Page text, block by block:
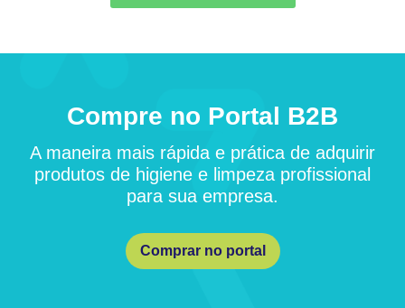
Compre no Portal B2B
A maneira mais rápida e prática de adquirir
produtos de higiene e limpeza profissional
para sua empresa.
Comprar no portal